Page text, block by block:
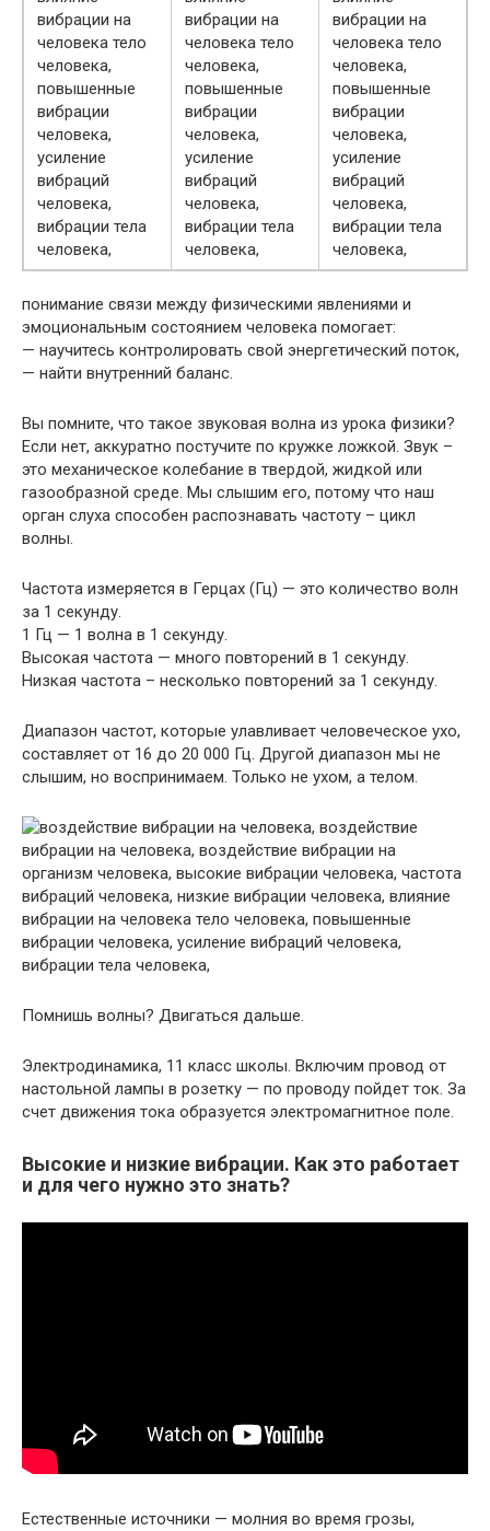
понимание связи между физическими явлениями и
эмоциональным состоянием человека помогает:
— научитесь контролировать свой энергетический поток,
— найти внутренний баланс.
Вы помните, что такое звуковая волна из урока физики?
Если нет, аккуратно постучите по кружке ложкой. Звук –
это механическое колебание в твердой, жидкой или
газообразной среде. Мы слышим его, потому что наш
орган слуха способен распознавать частоту – цикл
волны.
Частота измеряется в Герцах (Гц) — это количество волн
за 1 секунду.
1 Гц — 1 волна в 1 секунду.
Высокая частота — много повторений в 1 секунду.
Низкая частота – несколько повторений за 1 секунду.
Диапазон частот, которые улавливает человеческое ухо,
составляет от 16 до 20 000 Гц. Другой диапазон мы не
слышим, но воспринимаем. Только не ухом, а телом.
Помнишь волны? Двигаться дальше.
Электродинамика, 11 класс школы. Включим провод от
настольной лампы в розетку — по проводу пойдет ток. За
счет движения тока образуется электромагнитное поле.
Высокие и низкие вибрации. Как это работает
и для чего нужно это знать?
Естественные источники — молния во время грозы,